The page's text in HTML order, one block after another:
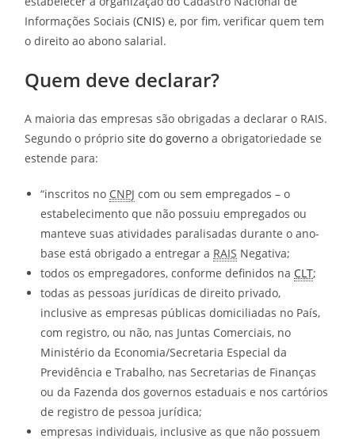
Informações Sociais (CNIS) e, por fim, verificar quem tem
o direito ao abono salarial.
Quem deve declarar?
A maioria das empresas são obrigadas a declarar o RAIS.
Segundo o própriosite do governo a obrigatoriedade se
estende para:
“inscritos no CNPJ com ou sem empregados – o
estabelecimento que não possuiu empregados ou
manteve suas atividades paralisadas durante o ano-
base está obrigado a entregar a RAIS Negativa;
todos os empregadores, conforme definidos na CLT;
todas as pessoas jurídicas de direito privado,
inclusive as empresas públicas domiciliadas no País,
com registro, ou não, nas Juntas Comerciais, no
Ministério da Economia/Secretaria Especial da
Previdência e Trabalho, nas Secretarias de Finanças
ou da Fazenda dos governos estaduais e nos cartórios
de registro de pessoa jurídica;
empresas individuais, inclusive as que não possuem